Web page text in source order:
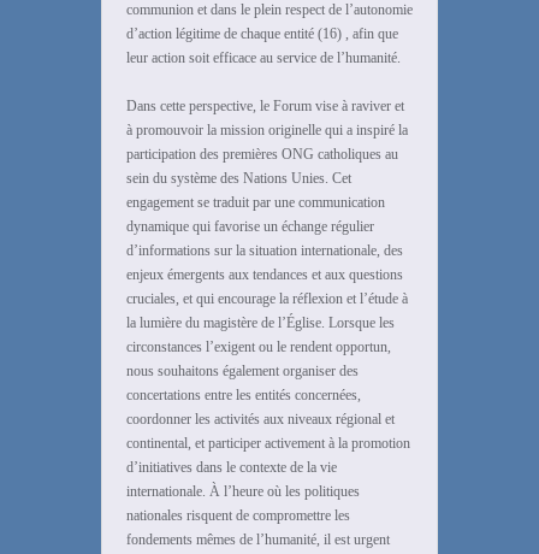
communion et dans le plein respect de l’autonomie
d’action légitime de chaque entité (16) , afin que
leur action soit efficace au service de l’humanité.
Dans cette perspective, le Forum vise à raviver et
à promouvoir la mission originelle qui a inspiré la
participation des premières ONG catholiques au
sein du système des Nations Unies. Cet
engagement se traduit par une communication
dynamique qui favorise un échange régulier
d’informations sur la situation internationale, des
enjeux émergents aux tendances et aux questions
cruciales, et qui encourage la réflexion et l’étude à
la lumière du magistère de l’Église. Lorsque les
circonstances l’exigent ou le rendent opportun,
nous souhaitons également organiser des
concertations entre les entités concernées,
coordonner les activités aux niveaux régional et
continental, et participer activement à la promotion
d’initiatives dans le contexte de la vie
internationale. À l’heure où les politiques
nationales risquent de compromettre les
fondements mêmes de l’humanité, il est urgent